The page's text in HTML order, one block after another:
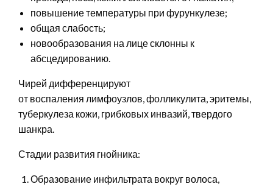
повышение температуры при фурункулезе;
общая слабость;
новообразования на лице склонны к
абсцедированию.
Чирей дифференцируют
от воспаления лимфоузлов, фолликулита, эритемы,
туберкулеза кожи, грибковых инвазий, твердого
шанкра.
Стадии развития гнойника:
Образование инфильтрата вокруг волоса,